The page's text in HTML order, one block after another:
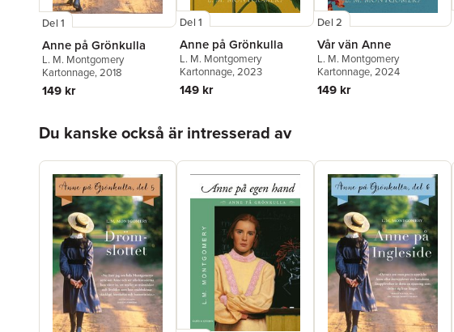
Del 1
Anne på Grönkulla
L. M. Montgomery
Kartonnage, 2018
149 kr
Del 1
Anne på Grönkulla
L. M. Montgomery
Kartonnage, 2023
149 kr
Del 2
Vår vän Anne
L. M. Montgomery
Kartonnage, 2024
149 kr
Du kanske också är intresserad av